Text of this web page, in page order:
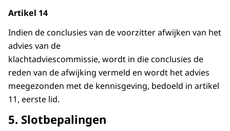
Artikel 14
Indien de conclusies van de voorzitter afwijken van het
advies van de
klachtadviescommissie, wordt in die conclusies de
reden van de afwijking vermeld en wordt het advies
meegezonden met de kennisgeving, bedoeld in artikel
11, eerste lid.
5. Slotbepalingen